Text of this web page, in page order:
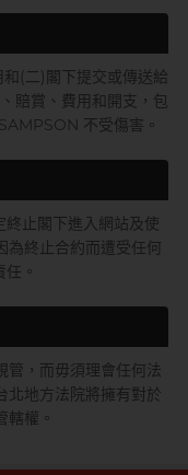
(二)閣下提交或傳送給
賠賞、費用和開支，包
不受傷害。
止閣下進入網站及使
為終止合約而遭受任何
。
管，而毋須理會任何法
北地方法院將擁有對於
權。